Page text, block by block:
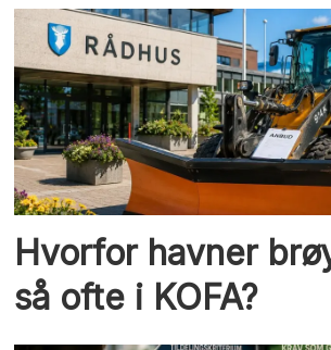
Hvorfor havner
så ofte i KOFA?